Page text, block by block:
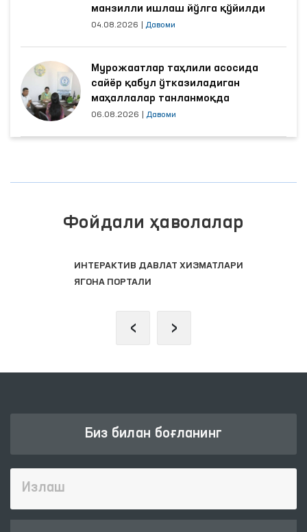
манзилли ишлаш йўлга қўйилди
04.08.2026 Давоми
Мурожаатлар таҳлили асосида
сайёр қабул ўтказиладиган
маҳаллалар танланмоқда
06.08.2026 Давоми
Фойдали ҳаволалар
ИНТЕРАКТИВ ДАВЛАТ ХИЗМАТЛАРИ
ЯГОНА ПОРТАЛИ
‹ ›
Биз билан боғланинг